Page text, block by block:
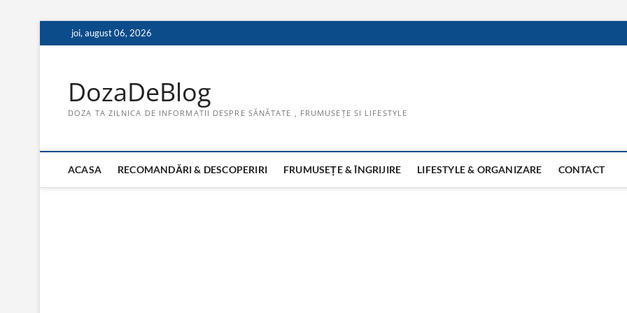
to
joi, august 06, 2026
DozaDeBlog
DOZA TA ZILNICA DE INFORMATII DESPRE SĂNĂTATE , FRUMUSEȚE SI LIFESTYLE
ACASA RECOMANDĂRI & DESCOPERIRI FRUMUSEȚE & ÎNGRIJIRE LIFESTYLE & ORGANIZARE CONTACT